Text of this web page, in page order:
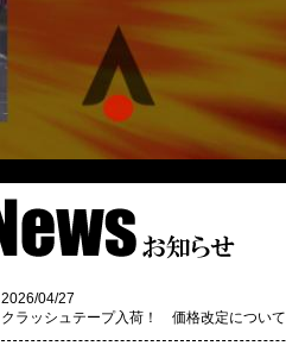
2026/04/27
クラッシュテープ入荷！ 価格改定について